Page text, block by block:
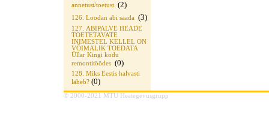
annetust/toetust. (2)
126. Loodan abi saada (3)
127. ABIPALVE HEADE
TOETETAVATE
INIMESTEL KELLEL ON
VÕIMALIK TOEDATA
Üllar Kingi kodu
remontitöödes (0)
128. Miks Eestis halvasti
läheb? (0)
© 2000-2021 MTÜ Heategevusgrupp